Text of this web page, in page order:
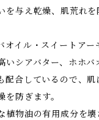
を与え乾燥、肌荒れを
オイル・スイートアー
いシアバター、ホホバ
配合しているので、
を防ぎます。
植物油の有用成分を